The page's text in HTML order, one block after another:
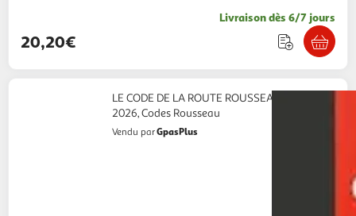
Livraison dès 6/7 jours
20,20€
LE CODE DE LA ROUTE ROUSSEAU. EDITION
2026, Codes Rousseau
Vendu parGpasPlus